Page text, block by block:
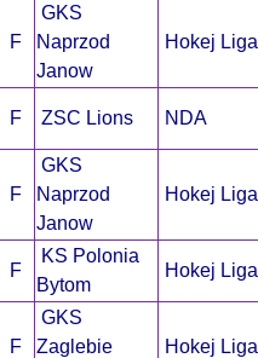
F
GKS
Naprzod
Janow
Hokej Liga
F ZSC Lions NDA
F
GKS
Naprzod
Janow
Hokej Liga
F
KS Polonia
Bytom
Hokej Liga
F
GKS
Zaglebie
Hokej Liga